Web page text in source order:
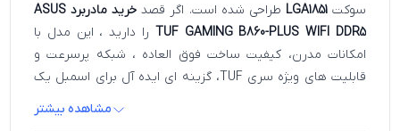
سوکتLGA1851 طراحی شده است. اگر قصد
خرید مادربرد ASUS
TUF GAMING B860-PLUS WIFI DDR5 را دارید ، این مدل با
امکانات مدرن، کیفیت ساخت فوق العاده ، شبکه پرسرعت و
قابلیت های ویژه سری TUF، گزینه ای ایده آل برای اسمبل یک
ایسوس در این مادربرد تمرکز ویژه ای روی دوام ، خنک کنندگی و
مشاهده بیشتر